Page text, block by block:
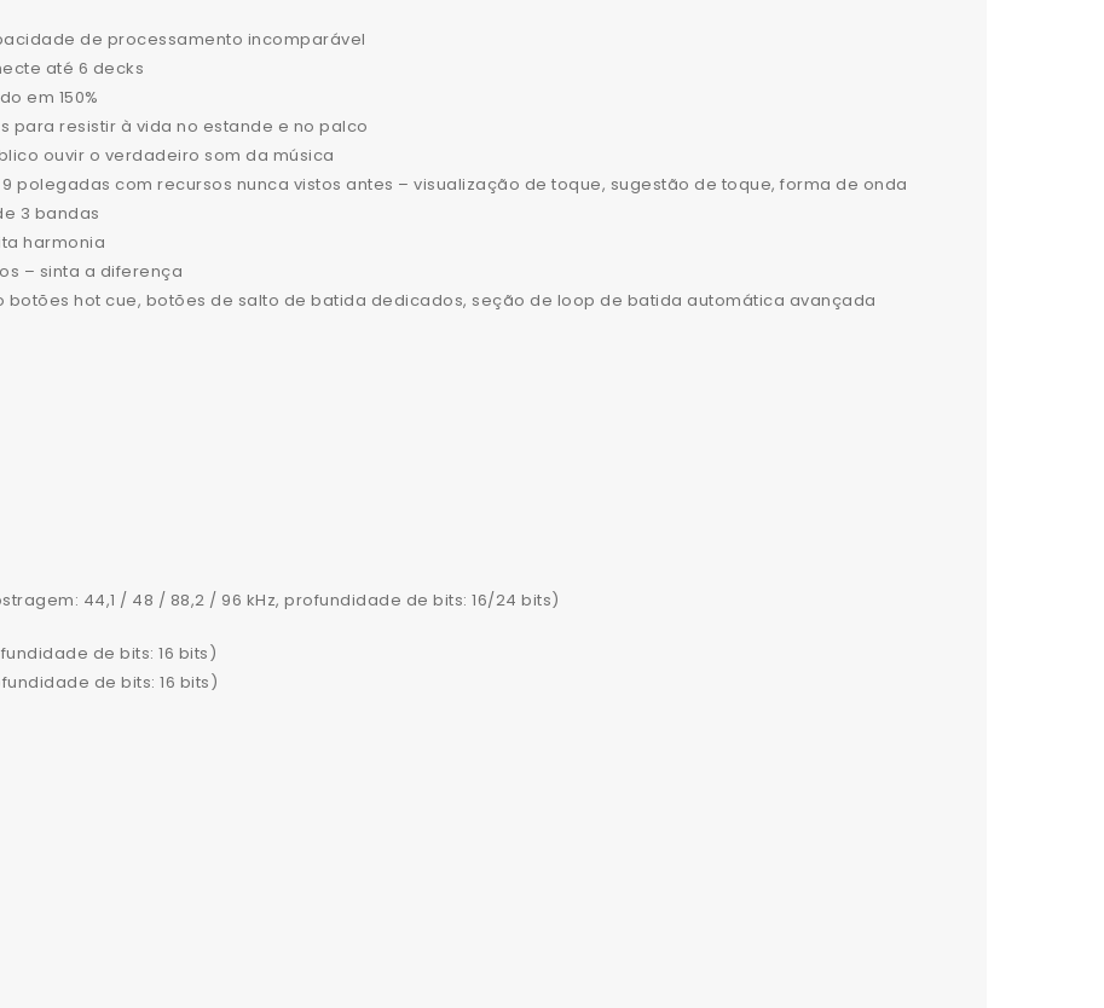
de processamento incomparável
até 6 decks
em 150%
para resistir à vida no estande e no palco
ouvir o verdadeiro som da música
polegadas com recursos nunca vistos antes – visualização de toque, sugestão de toque, forma de onda
3 bandas
harmonia
– sinta a diferença
botões hot cue, botões de salto de batida dedicados, seção de loop de batida automática avançada
44,1 / 48 / 88,2 / 96 kHz, profundidade de bits: 16/24 bits)
de bits: 16 bits)
de bits: 16 bits)